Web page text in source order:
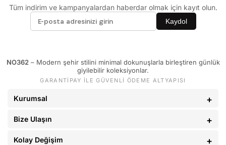
M
Tüm indirim ve kampanyalardan haberdar olmak için kayıt olun.
Kaydol
NO362– Modern şehir stilini minimal dokunuşlarla birleştiren günlük
giyilebilir koleksiyonlar.
GARANTİPAY İLE GÜVENLİ ÖDEME ALTYAPISI
Kurumsal
Bize Ulaşın
Kolay Değişim